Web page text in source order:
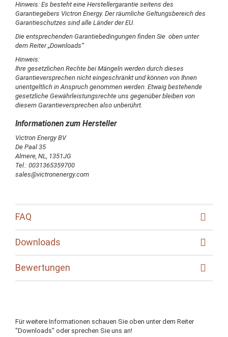
Hinweis: Es besteht eine Herstellergarantie seitens des
Garantiegebers Victron Energy. Der räumliche Geltungsbereich des
Garantieschutzes sind alle Länder der EU.
Die entsprechenden Garantiebedingungen finden Sie oben unter
dem Reiter „Downloads“
Hinweis:
Ihre gesetzlichen Rechte bei Mängeln werden durch dieses
Garantieversprechen nicht eingeschränkt und können von Ihnen
unentgeltlich in Anspruch genommen werden. Etwaig bestehende
gesetzliche Gewährleistungsrechte uns gegenüber bleiben von
diesem Garantieversprechen also unberührt.
Victron Energy BV
De Paal 35
Almere, NL, 1351JG
Tel.: 0031365359700
sales@victronenergy.com
FAQ
Downloads
Bewertungen
Für weitere Informationen schauen Sie oben unter dem Reiter
"Downloads" oder sprechen Sie uns an!